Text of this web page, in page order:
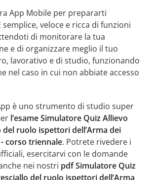
App Mobile per prepararti
semplice, veloce e ricca di funzioni
di monitorare la tua
e di organizzare meglio il tuo
lavorativo e di studio, funzionando
nel caso in cui non abbiate accesso
è uno strumento di studio super
l’esame Simulatore Quiz Allievo
del ruolo ispettori dell’Arma dei
corso triennale. Potrete rivedere i
esercitarvi con le domande
nei nostri pdf Simulatore Quiz
del ruolo ispettori dell’Arma